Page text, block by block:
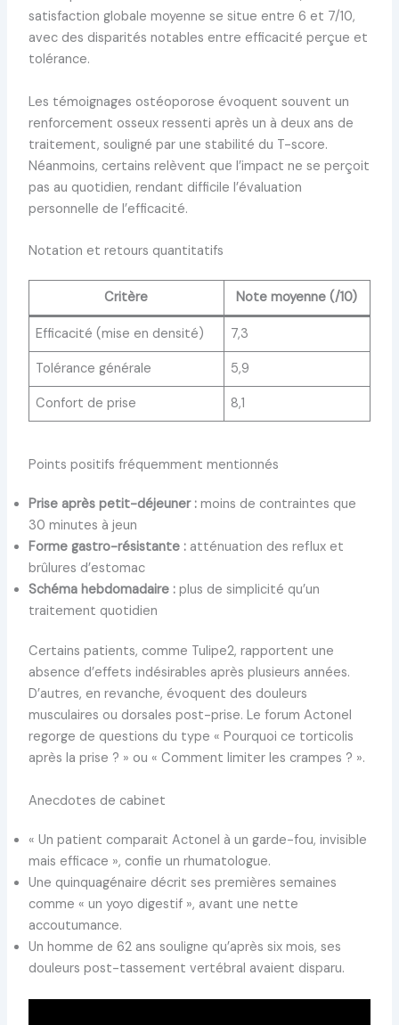
satisfaction globale moyenne se situe entre 6 et 7/10,
avec des disparités notables entre efficacité perçue et
tolérance.
Les témoignages ostéoporose évoquent souvent un
renforcement osseux ressenti après un à deux ans de
traitement, souligné par une stabilité du T-score.
Néanmoins, certains relèvent que l’impact ne se perçoit
pas au quotidien, rendant difficile l’évaluation
personnelle de l’efficacité.
Notation et retours quantitatifs
Critère Note moyenne (/10)
Efficacité (mise en densité) 7,3
Tolérance générale 5,9
Confort de prise 8,1
Points positifs fréquemment mentionnés
Prise après petit-déjeuner :moins de contraintes que
30 minutes à jeun
Forme gastro-résistante :atténuation des reflux et
brûlures d’estomac
Schéma hebdomadaire :plus de simplicité qu’un
traitement quotidien
Certains patients, comme Tulipe2, rapportent une
absence d’effets indésirables après plusieurs années.
D’autres, en revanche, évoquent des douleurs
musculaires ou dorsales post-prise. Le forum Actonel
regorge de questions du type « Pourquoi ce torticolis
après la prise ? » ou « Comment limiter les crampes ? ».
Anecdotes de cabinet
« Un patient comparait Actonel à un garde-fou, invisible
mais efficace », confie un rhumatologue.
Une quinquagénaire décrit ses premières semaines
comme « un yoyo digestif », avant une nette
accoutumance.
Un homme de 62 ans souligne qu’après six mois, ses
douleurs post-tassement vertébral avaient disparu.